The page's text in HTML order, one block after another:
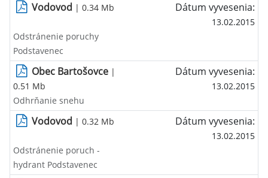
Vodovod | 0.34 Mb Dátum vyvesenia:
13.02.2015
Odstránenie poruchy
Podstavenec
Obec Bartošovce |
0.51 Mb
Dátum vyvesenia:
13.02.2015
Odhrňanie snehu
Vodovod | 0.32 Mb Dátum vyvesenia:
13.02.2015
Odstránenie poruch -
hydrant Podstavenec